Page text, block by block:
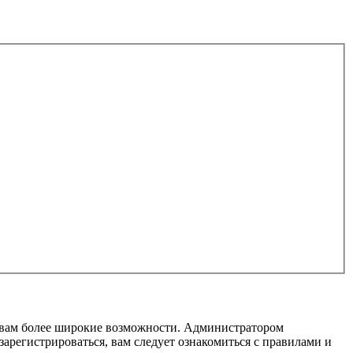
более широкие возможности. Администратором
вам следует ознакомиться с правилами и